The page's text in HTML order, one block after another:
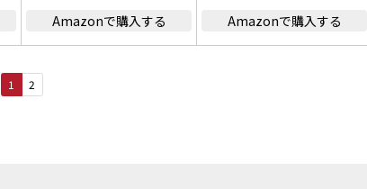
Amazonで購入する Amazonで購入する
1 2